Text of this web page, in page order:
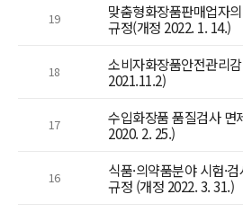
19
맞춤형화장품판매업자
규정(개정 2022. 1. 14.)
18
소비자화장품안전관리
2021.11.2)
17
수입화장품 품질검사 면
2020. 2. 25.)
16
식품·의약품분야 시험·
규정 (개정 2022. 3. 31.)